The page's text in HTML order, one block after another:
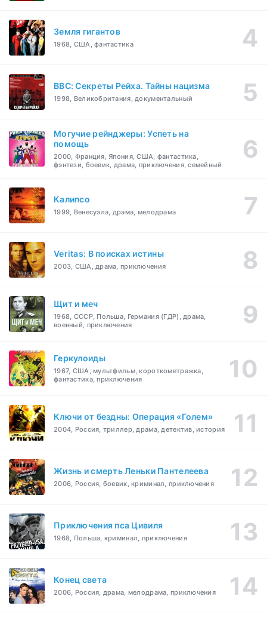
Земля гигантов
1968, США, фантастика
BBC: Секреты Рейха. Тайны нацизма
1998, Великобритания, документальный
Могучие рейнджеры: Успеть на
помощь
2000, Франция, Япония, США, фантастика,
фэнтези, боевик, драма, приключения, семейный
Калипсо
1999, Венесуэла, драма, мелодрама
Veritas: В поисках истины
2003, США, драма, приключения
Щит и меч
1968, СССР, Польша, Германия (ГДР), драма,
военный, приключения
Геркулоиды
1967, США, мультфильм, короткометражка,
фантастика, приключения
Ключи от бездны: Операция «Голем»
2004, Россия, триллер, драма, детектив, история
Жизнь и смерть Леньки Пантелеева
2006, Россия, боевик, криминал, приключения
Приключения пса Цивиля
1968, Польша, криминал, приключения
Конец света
2006, Россия, драма, мелодрама, приключения